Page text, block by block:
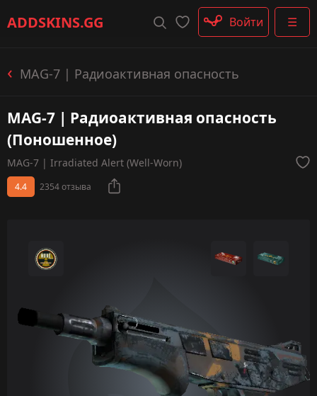
ADDSKINS.GG ☰
Пистолеты-пулемёты
Перчатки
Войти
MAG-7 | Радиоактивная опасность
MAG-7 | Радиоактивная опасность
(Поношенное)
MAG-7 | Irradiated Alert (Well-Worn)
4.4 2354 отзыва